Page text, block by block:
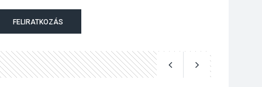
művészetek jegyében
Esztergomban
FELIRATKOZÁS